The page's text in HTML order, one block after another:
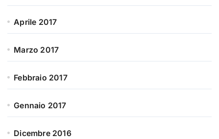
Aprile 2017
Marzo 2017
Febbraio 2017
Gennaio 2017
Dicembre 2016